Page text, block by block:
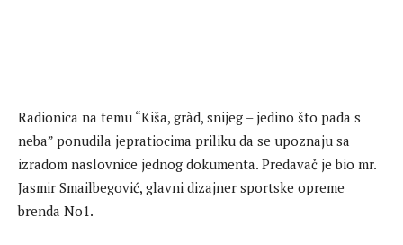
Radionica na temu “Kiša, gràd, snijeg – jedino što pada s
neba” ponudila jepratiocima priliku da se upoznaju sa
izradom naslovnice jednog dokumenta. Predavač je bio mr.
Jasmir Smailbegović, glavni dizajner sportske opreme
brenda No1.